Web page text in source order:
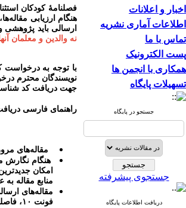
اخبار و اعلانات
اطلاعات آماری نشریه
تماس با ما
پست الکترونیک
همکاری با انجمن ها
تسهیلات پایگاه
جستجو در پایگاه
جستجوی پیشرفته
دریافت اطلاعات پایگاه
فصلنامۀ کودکان
هنگام ارزیابی
ارسالی باید پژوهشی
نه والدین و معلمان
با توجه به
نویسندگان محترم
جهت دریافت کد
راهنمای فارسی
مقاله‌های
هنگام نگارش
امکان جدیدترین منابع (حداکثر ۱۰ سال اخیر) دربارۀ موضوع مورد
منابع مقاله
مقاله‌های ارسالی باید حداکثر در ۴۰۰۰
فونت ۱۰، فاصلۀ سطرها یک سانتی متر، حاشیۀ راست، چپ، بالا و پایین ۲ سانتی متر با رعایت آیین نگارش، نوشته و تایپ شود.